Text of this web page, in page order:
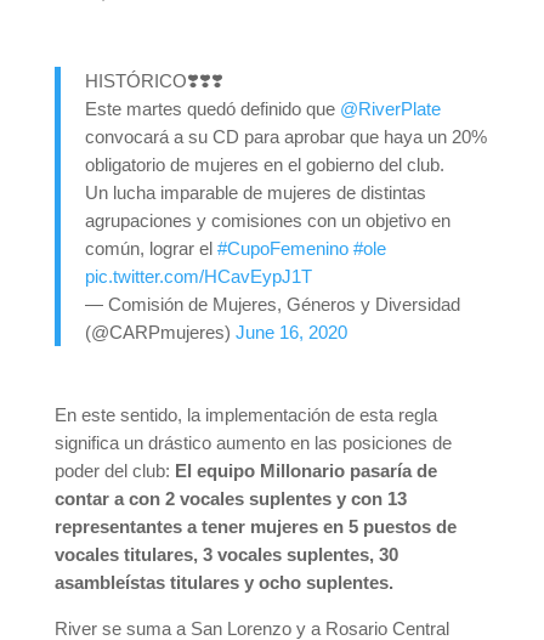
HISTÓRICO❣️❣️❣️
Este martes quedó definido que @RiverPlate
convocará a su CD para aprobar que haya un 20%
obligatorio de mujeres en el gobierno del club.
Un lucha imparable de mujeres de distintas
agrupaciones y comisiones con un objetivo en
común, lograr el #CupoFemenino #ole
pic.twitter.com/HCavEypJ1T
— Comisión de Mujeres, Géneros y Diversidad
(@CARPmujeres) June 16, 2020
En este sentido, la implementación de esta regla
significa un drástico aumento en las posiciones de
poder del club: El equipo Millonario pasaría de
contar a con 2 vocales suplentes y con 13
representantes a tener mujeres en 5 puestos de
vocales titulares, 3 vocales suplentes, 30
asambleístas titulares y ocho suplentes.
River se suma a San Lorenzo y a Rosario Central